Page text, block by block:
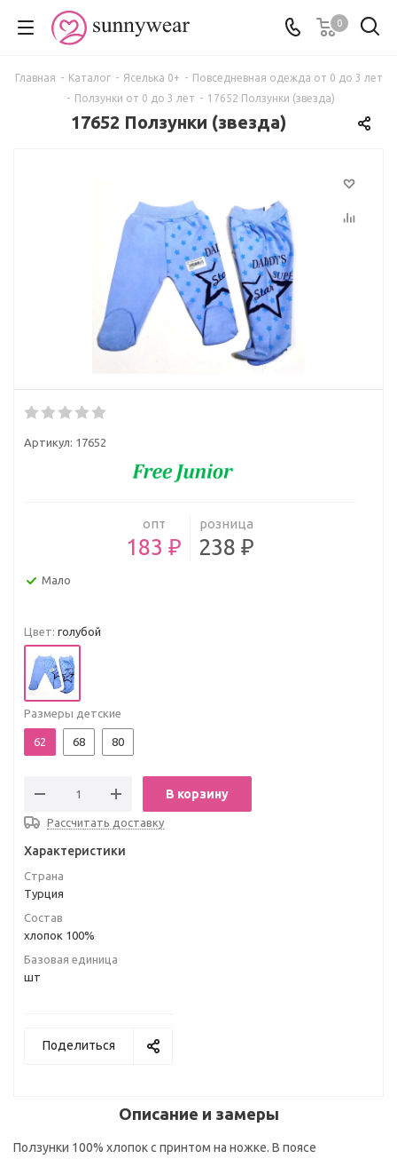
0
Главная - Каталог - Яселька 0+ - Повседневная одежда от 0 до 3 лет
- Ползунки от 0 до 3 лет - 17652 Ползунки (звезда)
17652 Ползунки (звезда)
Артикул: 17652
опт
183 ₽
розница
238 ₽
Мало
Цвет: голубой
Размеры детские
62 68 80
В корзину
Рассчитать доставку
Характеристики
Страна
Турция
Состав
хлопок 100%
Базовая единица
шт
Поделиться
Описание и замеры
Ползунки 100% хлопок с принтом на ножке. В поясе